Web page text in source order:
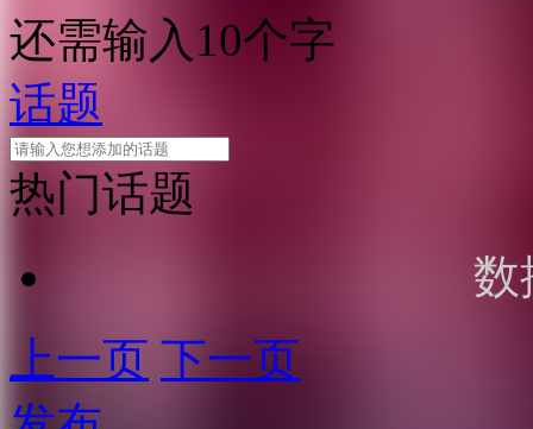
还需输入10个字
话题
热门话题
数
上一页 下一页